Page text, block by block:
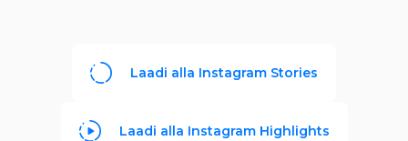
Laadi alla Instagram Stories
Laadi alla Instagram Highlights